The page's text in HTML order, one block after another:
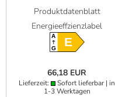
Produktdatenblatt
Energieeffzienzlabel
A
GE
66,18 EUR
Lieferzeit:
Sofort lieferbar | in
1-3 Werktagen